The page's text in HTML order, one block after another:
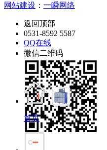
网站建设 ： 一瞬网络
返回顶部
0531-8592 5587
QQ在线
微信二维码
首页